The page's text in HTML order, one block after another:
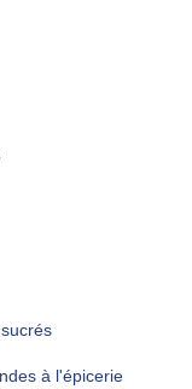
à l'épicerie